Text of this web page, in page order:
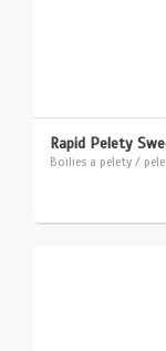
Rapid Pelety
Boilies a pelety /